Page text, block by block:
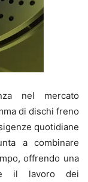
nel mercato
di dischi freno
quotidiane
a combinare
offrendo una
il lavoro dei